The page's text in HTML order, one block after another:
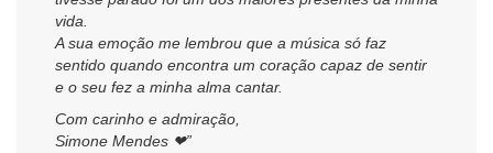
vida.
A sua emoção me lembrou que a música só faz
sentido quando encontra um coração capaz de sentir
e o seu fez a minha alma cantar.
Com carinho e admiração,
Simone Mendes ❤”